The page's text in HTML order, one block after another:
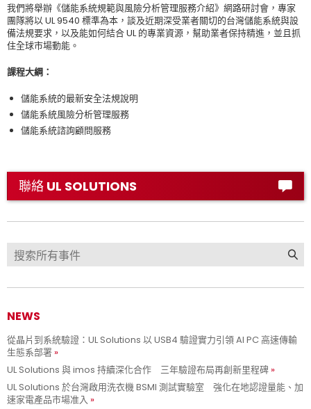
我們將舉辦《儲能系統規範與風險分析管理服務介紹》網路研討會，專家
團隊將以 UL 9540 標準為本，談及近期深受業者關切的台灣儲能系統與設
備法規要求，以及能如何結合 UL 的專業資源，幫助業者保持精進，並且抓
住全球市場動能。
課程大綱：
儲能系統的最新安全法規說明
儲能系統風險分析管理服務
儲能系統諮詢顧問服務
聯絡 UL SOLUTIONS
NEWS
從晶片到系統驗證：UL Solutions 以 USB4 驗證實力引領 AI PC 高速傳輸
生態系部署
UL Solutions 與 imos 持續深化合作 三年驗證布局再創新里程碑
UL Solutions 於台灣啟用洗衣機 BSMI 測試實驗室 強化在地認證量能、加
速家電產品市場准入